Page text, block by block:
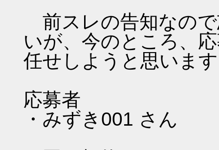
前スレの告知なの
いが、今のところ、
任せしようと思いま
応募者
・みずき001 さん